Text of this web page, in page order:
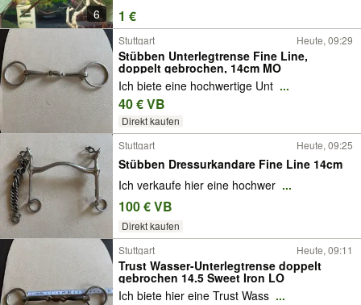
6 1 €
Stuttgart Heute, 09:29
Stübben Unterlegtrense Fine Line,
doppelt gebrochen, 14cm MO
Ich biete eine hochwertige Unt ...
40 € VB
Direkt kaufen
Stuttgart
Heute, 09:25
Stübben Dressurkandare Fine Line 14cm
Ich verkaufe hier eine hochwer ...
100 € VB
Direkt kaufen
Stuttgart
Heute, 09:11
Trust Wasser-Unterlegtrense doppelt
gebrochen 14.5 Sweet Iron LO
Ich biete hier eine Trust Wass ...